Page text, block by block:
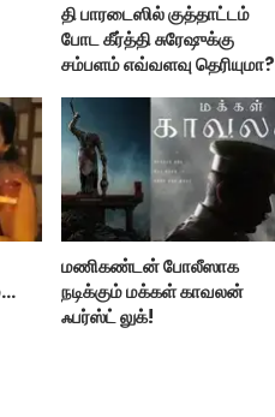
தி பாரடைஸில் குத்தாட்டம்
போட கீர்த்தி சுரேஷுக்கு
சம்பளம் எவ்வளவு தெரியுமா?
மணிகண்டன் போலீஸாக
நடிக்கும் மக்கள் காவலன்
ஃபர்ஸ்ட் லுக்!